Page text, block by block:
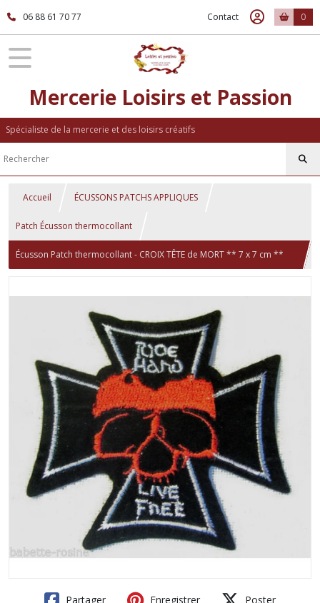
06 88 61 70 77 Contact 0
Mercerie Loisirs et Passion
Spécialiste de la mercerie et des loisirs créatifs
Accueil ÉCUSSONS PATCHS APPLIQUES
Patch Écusson thermocollant
Écusson Patch thermocollant - CROIX TÊTE de MORT ** 7 x 7 cm **
Partager Enregistrer Poster